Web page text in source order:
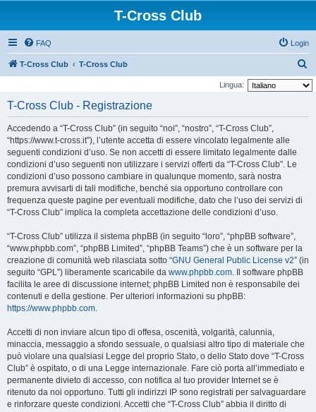
T-Cross Club
FAQ Login
T-Cross Club T-Cross Club
e
Lingua:
T-Cross Club - Registrazione
Accedendo a “T-Cross Club” (in seguito “noi”, “nostro”, “T-Cross Club”,
“https://www.t-cross.it”), l’utente accetta di essere vincolato legalmente alle
seguenti condizioni d’uso. Se non accetti di essere limitato legalmente dalle
condizioni d’uso seguenti non utilizzare i servizi offerti da “T-Cross Club”. Le
condizioni d’uso possono cambiare in qualunque momento, sarà nostra
premura avvisarti di tali modifiche, benché sia opportuno controllare con
frequenza queste pagine per eventuali modifiche, dato che l’uso dei servizi di
“T-Cross Club” implica la completa accettazione delle condizioni d’uso.
“T-Cross Club” utilizza il sistema phpBB (in seguito “loro”, “phpBB software”,
“www.phpbb.com”, “phpBB Limited”, “phpBB Teams”) che è un software per la
creazione di comunità web rilasciata sotto “GNU General Public License v2” (in
seguito “GPL”) liberamente scaricabile da www.phpbb.com. Il software phpBB
facilita le aree di discussione internet; phpBB Limited non è responsabile dei
contenuti e della gestione. Per ulteriori informazioni su phpBB:
https://www.phpbb.com.
Accetti di non inviare alcun tipo di offesa, oscenità, volgarità, calunnia,
minaccia, messaggio a sfondo sessuale, o qualsiasi altro tipo di materiale che
può violare una qualsiasi Legge del proprio Stato, o dello Stato dove “T-Cross
Club” è ospitato, o di una Legge internazionale. Fare ciò porta all’immediato e
permanente divieto di accesso, con notifica al tuo provider Internet se è
ritenuto da noi opportuno. Tutti gli indirizzi IP sono registrati per salvaguardare
e rinforzare queste condizioni. Accetti che “T-Cross Club” abbia il diritto di